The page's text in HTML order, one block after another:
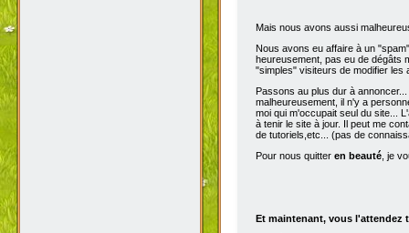
Mais nous avons aussi
Nous avons eu affaire à un
heureusement, pas eu de dégâts
"simples" visiteurs de modifier
Passons au plus dur à
malheureusement, il n'y a
moi qui m'occupait seul du site...
à tenir le site à jour. Il peut me
de tutoriels,etc... (pas de
Pour nous quitter en beauté, je
Et maintenant, vous l'attendez